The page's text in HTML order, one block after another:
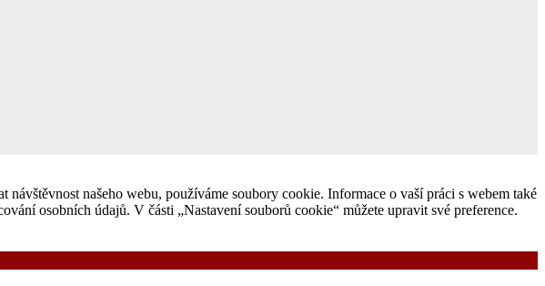
našeho webu, používáme soubory cookie. Informace o vaší práci s webem také
osobních údajů. V části „Nastavení souborů cookie“ můžete upravit své preference.